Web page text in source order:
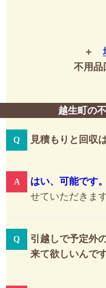
不用品
越生町の
見積もりと回収
はい、可能です。
せていただきま
引越しで予定外
来て欲しいんで